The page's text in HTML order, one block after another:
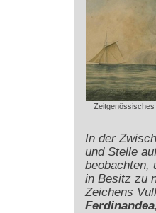
Zeitgenössisches
In der
und Stelle
beobachten,
in Besitz zu
Zeichens
Ferdinandea